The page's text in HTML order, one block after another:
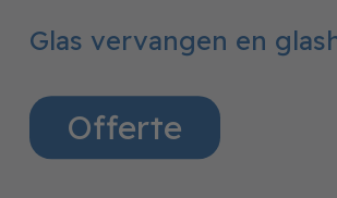
Glas vervangen en
Offerte